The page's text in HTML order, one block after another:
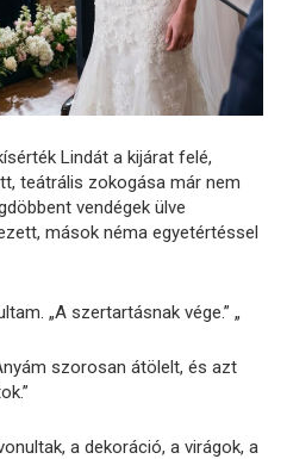
Lindát a kijárat felé,
teátrális zokogása már nem
vendégek ülve
mások néma egyetértéssel
„A szertartásnak vége.” „
szorosan átölelt, és azt
a dekoráció, a virágok, a